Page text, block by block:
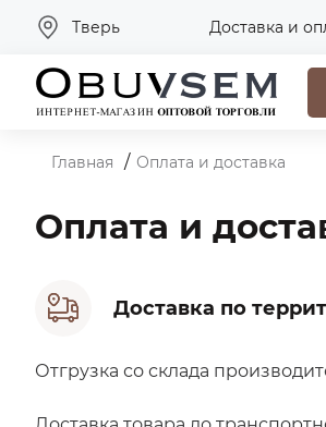
Тверь Доставка и
Главная Оплата и доставка
Оплата и
Доставка по
Отгрузка со склада